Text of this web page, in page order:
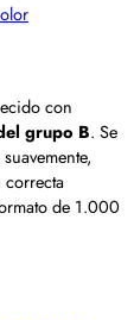
con
grupo B. Se
correcta
de 1.000